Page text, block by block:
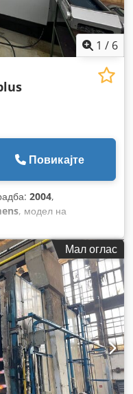
1 / 6
Повикајте
2004,
, модел на
Мал оглас